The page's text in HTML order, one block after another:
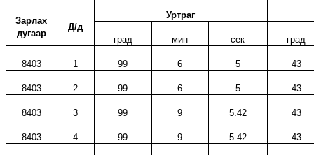
Зарлах
дугаар
Д/д
Уртраг
град мин сек град
8403 1 99 6 5 43
8403 2 99 6 5 43
8403 3 99 9 5.42 43
8403 4 99 9 5.42 43